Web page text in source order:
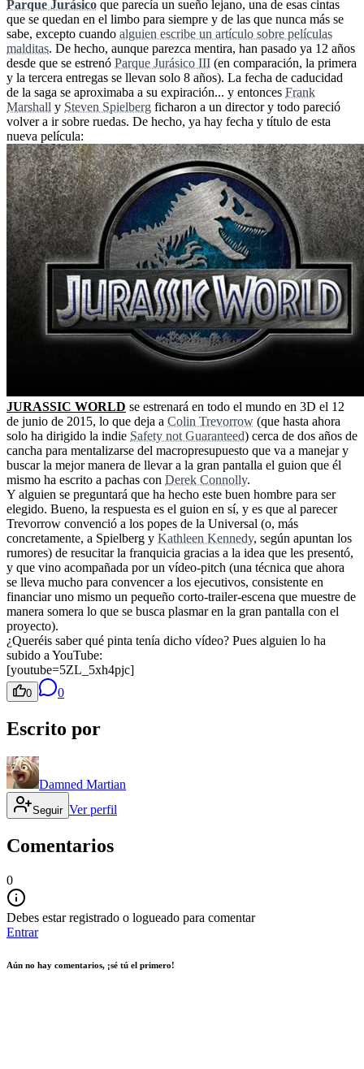
Parque Jurásico que parecía un sueño lejano, una de esas cintas
que se quedan en el limbo para siempre y de las que nunca más se
sabe, excepto cuando alguien escribe un artículo sobre películas
malditas. De hecho, aunque parezca mentira, han pasado ya 12 años
desde que se estrenó Parque Jurásico III (en comparación, la primera
y la tercera entregas se llevan solo 8 años). La fecha de caducidad
de la saga se aproximaba a su expiración... y entonces Frank
Marshall y Steven Spielberg ficharon a un director y todo pareció
volver a ir sobre ruedas. De hecho, ya hay fecha y título de esta
nueva película:
JURASSIC WORLD se estrenará en todo el mundo en 3D el 12
de junio de 2015, lo que deja a Colin Trevorrow (que hasta ahora
solo ha dirigido la indie Safety not Guaranteed) cerca de dos años de
cancha para mentalizarse del macropresupuesto que va a manejar y
buscar la mejor manera de llevar a la gran pantalla el guion que él
mismo ha escrito a pachas con Derek Connolly.
Y alguien se preguntará que ha hecho este buen hombre para ser
elegido. Bueno, la respuesta es el guion en sí, y es que al parecer
Trevorrow convenció a los popes de la Universal (o, más
concretamente, a Spielberg y Kathleen Kennedy, según apuntan los
rumores) de resucitar la franquicia gracias a la idea que les presentó,
y que vino acompañada por un vídeo-pitch (una técnica que ahora
se lleva mucho para convencer a los ejecutivos, consistente en
financiar uno mismo un pequeño corto-trailer-escena que muestre de
manera somera lo que se busca plasmar en la gran pantalla con el
proyecto).
¿Queréis saber qué pinta tenía dicho vídeo? Pues alguien lo ha
subido a YouTube:
[youtube=5ZL_5xh4pjc]
0 0
Escrito por
Damned Martian
Seguir Ver perfil
Comentarios
0
Debes estar registrado o logueado para comentar
Entrar
Aún no hay comentarios, ¡sé tú el primero!